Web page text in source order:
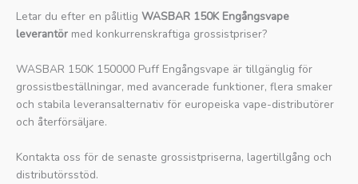
Letar du efter en pålitlig WASBAR 150K Engångsvape
leverantör med konkurrenskraftiga grossistpriser?
WASBAR 150K 150000 Puff Engångsvape är tillgänglig för
grossistbeställningar, med avancerade funktioner, flera smaker
och stabila leveransalternativ för europeiska vape-distributörer
och återförsäljare.
Kontakta oss för de senaste grossistpriserna, lagertillgång och
distributörsstöd.